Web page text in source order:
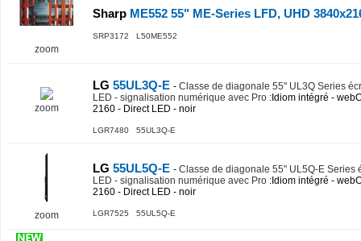
zoom
Sharp ME552 55" ME-Series LFD, UHD
SRP3172 L50ME552
zoom
LG 55UL3Q-E - Classe de diagonale 55" UL3Q Series
LED - signalisation numérique avec Pro :Idiom intégré -
2160 - Direct LED - noir
LGR7480 55UL3Q-E
zoom
LG 55UL5Q-E - Classe de diagonale 55" UL5Q-E Series
LED - signalisation numérique avec Pro :Idiom intégré -
2160 - Direct LED - noir
LGR7525 55UL5Q-E